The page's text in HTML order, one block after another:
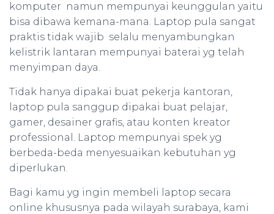
komputer namun mempunyai keunggulan yaitu
bisa dibawa kemana-mana. Laptop pula sangat
praktis tidak wajib selalu menyambungkan
kelistrik lantaran mempunyai baterai yg telah
menyimpan daya.
Tidak hanya dipakai buat pekerja kantoran,
laptop pula sanggup dipakai buat pelajar,
gamer, desainer grafis, atau konten kreator
professional. Laptop mempunyai spek yg
berbeda-beda menyesuaikan kebutuhan yg
diperlukan.
Bagi kamu yg ingin membeli laptop secara
online khususnya pada wilayah surabaya, kami